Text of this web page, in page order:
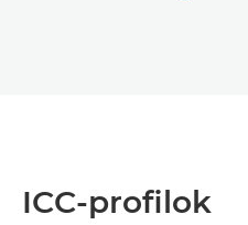
ICC-profilok